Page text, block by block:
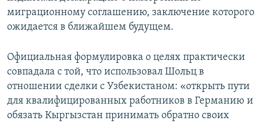
миграционному соглашению, заключение которого
ожидается в ближайшем будущем.
Официальная формулировка о целях практически
совпадала с той, что использовал Шольц в
отношении сделки с Узбекистаном: «открыть пути
для квалифицированных работников в Германию и
обязать Кыргызстан принимать обратно своих